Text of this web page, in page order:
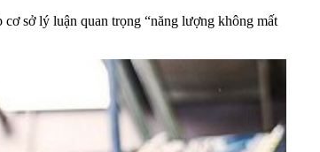
sở lý luận quan trọng “năng lượng không mất